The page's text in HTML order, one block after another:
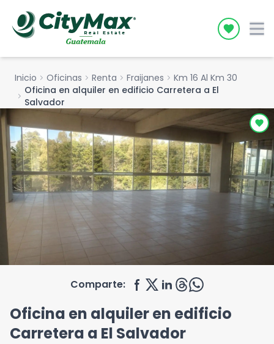
Icon
Inicio chevron_right Oficinas chevron_right Renta chevron_right Fraijanes chevron_right Km 16 Al Km 30
chevron_right Oficina en alquiler en edificio Carretera a El
Salvador
Comparte:
Oficina en alquiler en edificio
Carretera a El Salvador